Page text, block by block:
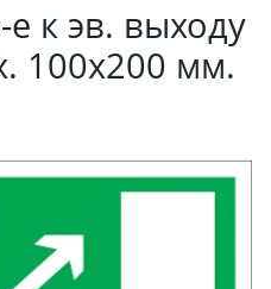
к эв. выходу
100x200 мм.